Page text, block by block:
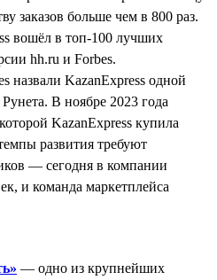
заказов больше чем в 800 раз.
вошёл в топ-100 лучших
hh.ru и Forbes.
назвали KazanExpress одной
В ноябре 2023 года
KazanExpress купила
развития требуют
— сегодня в компании
и команда маркетплейса
— одно из крупнейших